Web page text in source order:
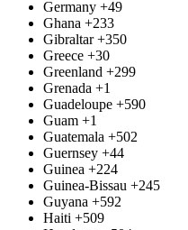
Germany +49
Ghana +233
Gibraltar +350
Greece +30
Greenland +299
Grenada +1
Guadeloupe +590
Guam +1
Guatemala +502
Guernsey +44
Guinea +224
Guinea-Bissau +245
Guyana +592
Haiti +509